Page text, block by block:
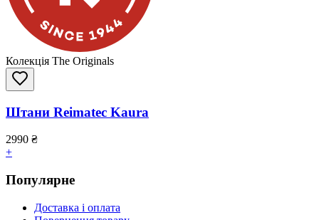
Колекція The Originals
Штани Reimatec Kaura
2990 ₴
+
Популярне
Доставка і оплата